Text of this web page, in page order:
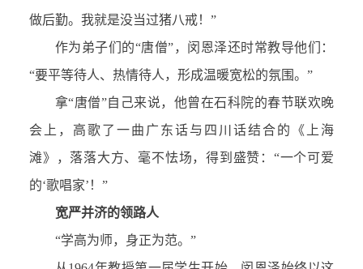
做后勤。我就是没当过猪八戒！”
作为弟子们的“唐僧”，闵恩泽还时常教导他们：
“要平等待人、热情待人，形成温暖宽松的氛围。”
拿“唐僧”自己来说，他曾在石科院的春节联欢晚
会上，高歌了一曲广东话与四川话结合的《上海
滩》，落落大方、毫不怯场，得到盛赞：“一个可爱
的‘歌唱家’！”
宽严并济的领路人
“学高为师，身正为范。”